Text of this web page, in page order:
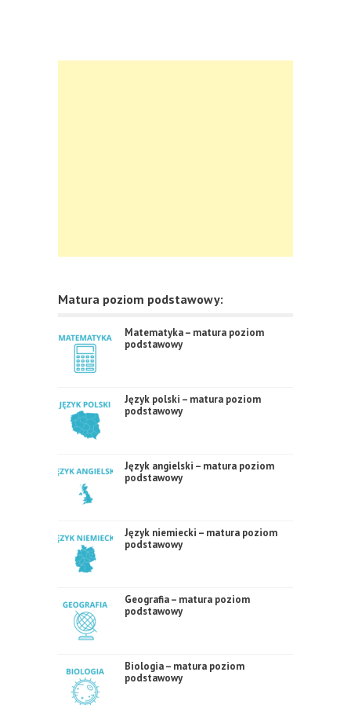
Matura poziom podstawowy:
Matematyka – matura poziom
podstawowy
Język polski – matura poziom
podstawowy
Język angielski – matura poziom
podstawowy
Język niemiecki – matura poziom
podstawowy
Geografia – matura poziom
podstawowy
Biologia – matura poziom
podstawowy